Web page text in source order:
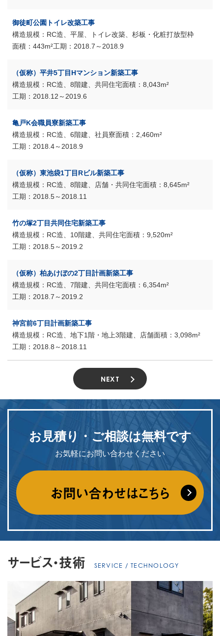
御徒町公園トイレ改築工事
RC造、平屋、トイレ改築、杉板・化粧打放型枠
443m²
2018.7～2018.9
（仮称）平井5丁目Hマンション新築工事
RC造、8階建、共同住宅
8,043m²
2018.12～2019.6
亀戸K会職員寮新築工事
RC造、6階建、社員寮
2,460m²
2018.4～2018.9
（仮称）東池袋1丁目Rビル新築工事
RC造、8階建、店舗・共同住宅
8,645m²
2018.5～2018.11
竹の塚2丁目共同住宅新築工事
RC造、10階建、共同住宅
9,520m²
2018.5～2019.2
（仮称）柏あけぼの2丁目計画新築工事
RC造、7階建、共同住宅
6,354m²
2018.7～2019.2
神宮前6丁目計画新築工事
RC造、地下1階・地上3階建、店舗
3,098m²
2018.8～2018.11
NEXT
お見積り・ご相談は無料です
お気軽にお問い合わせください
お問い合わせはこちら
サービス・技術 SERVICE / TECHNOLOGY